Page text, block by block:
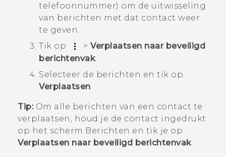
telefoonnummer) om de uitwisseling
van berichten met dat contact weer
te geven.
Tik op
> Verplaatsen naar beveiligd
berichtenvak.
Selecteer de berichten en tik op
Verplaatsen.
Tip:Om alle berichten van een contact te
verplaatsen, houd je de contact ingedrukt
op het scherm Berichten en tik je op
Verplaatsen naar beveiligd berichtenvak.